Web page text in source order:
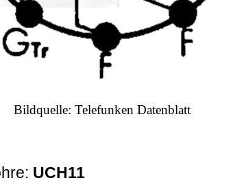
Bildquelle: Telefunken Datenblatt
UCH11